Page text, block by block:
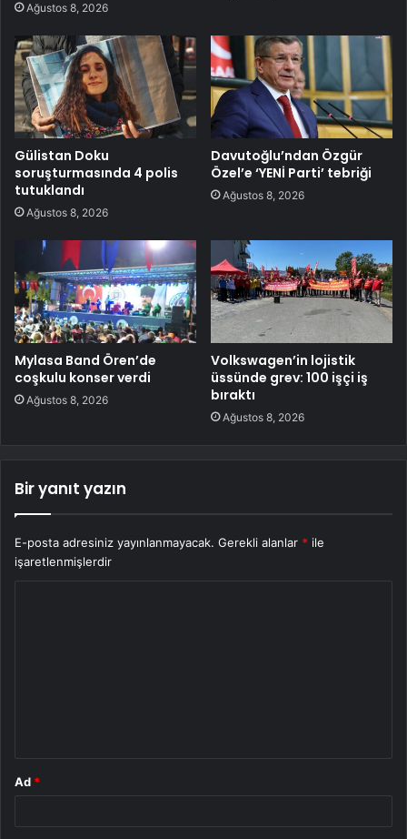
Ağustos 8, 2026
Gülistan Doku
soruşturmasında 4 polis
tutuklandı
Ağustos 8, 2026
Davutoğlu’ndan Özgür
Özel’e ‘YENİ Parti’ tebriği
Ağustos 8, 2026
Mylasa Band Ören’de
coşkulu konser verdi
Ağustos 8, 2026
Volkswagen’in lojistik
üssünde grev: 100 işçi iş
bıraktı
Ağustos 8, 2026
Bir yanıt yazın
E-posta adresiniz yayınlanmayacak. Gerekli alanlar * ile
işaretlenmişlerdir
Ad *